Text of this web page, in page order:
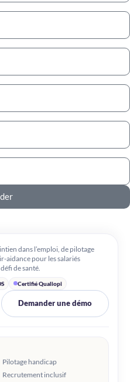
dans l’emploi, de pilotage
aidance pour les salariés
de santé.
Certifié Qualiopi
Demander une démo
Pilotage handicap
Recrutement inclusif